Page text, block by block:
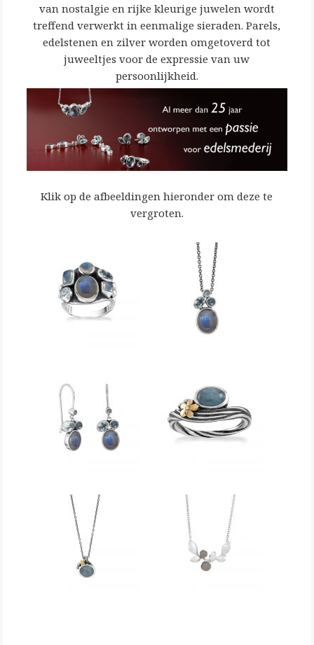
van nostalgie en rijke kleurige juwelen wordt
treffend verwerkt in eenmalige sieraden. Parels,
edelstenen en zilver worden omgetoverd tot
juweeltjes voor de expressie van uw
persoonlijkheid.
Klik op de afbeeldingen hieronder om deze te
vergroten.